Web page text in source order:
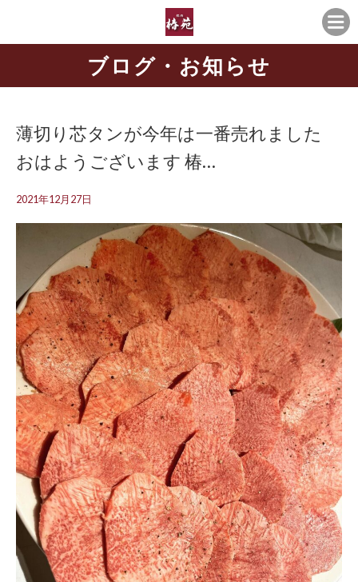
ブログ・お知らせ
薄切り芯タンが今年は一番売れました
おはようございます️ 椿…
2021年12月27日